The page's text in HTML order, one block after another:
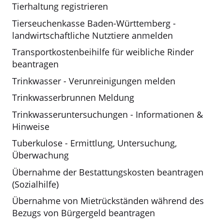
Tierhaltung registrieren
Tierseuchenkasse Baden-Württemberg -
landwirtschaftliche Nutztiere anmelden
Transportkostenbeihilfe für weibliche Rinder
beantragen
Trinkwasser - Verunreinigungen melden
Trinkwasserbrunnen Meldung
Trinkwasseruntersuchungen - Informationen &
Hinweise
Tuberkulose - Ermittlung, Untersuchung,
Überwachung
Übernahme der Bestattungskosten beantragen
(Sozialhilfe)
Übernahme von Mietrückständen während des
Bezugs von Bürgergeld beantragen